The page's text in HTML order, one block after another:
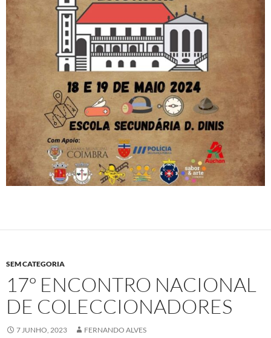
SEM CATEGORIA
17º ENCONTRO NACIONAL
DE COLECCIONADORES
7 JUNHO, 2023 FERNANDO ALVES